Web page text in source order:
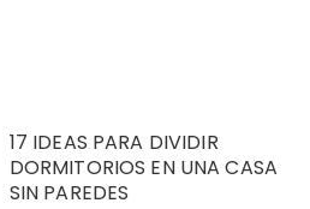
17 IDEAS PARA DIVIDIR
DORMITORIOS EN UNA CASA
SIN PAREDES